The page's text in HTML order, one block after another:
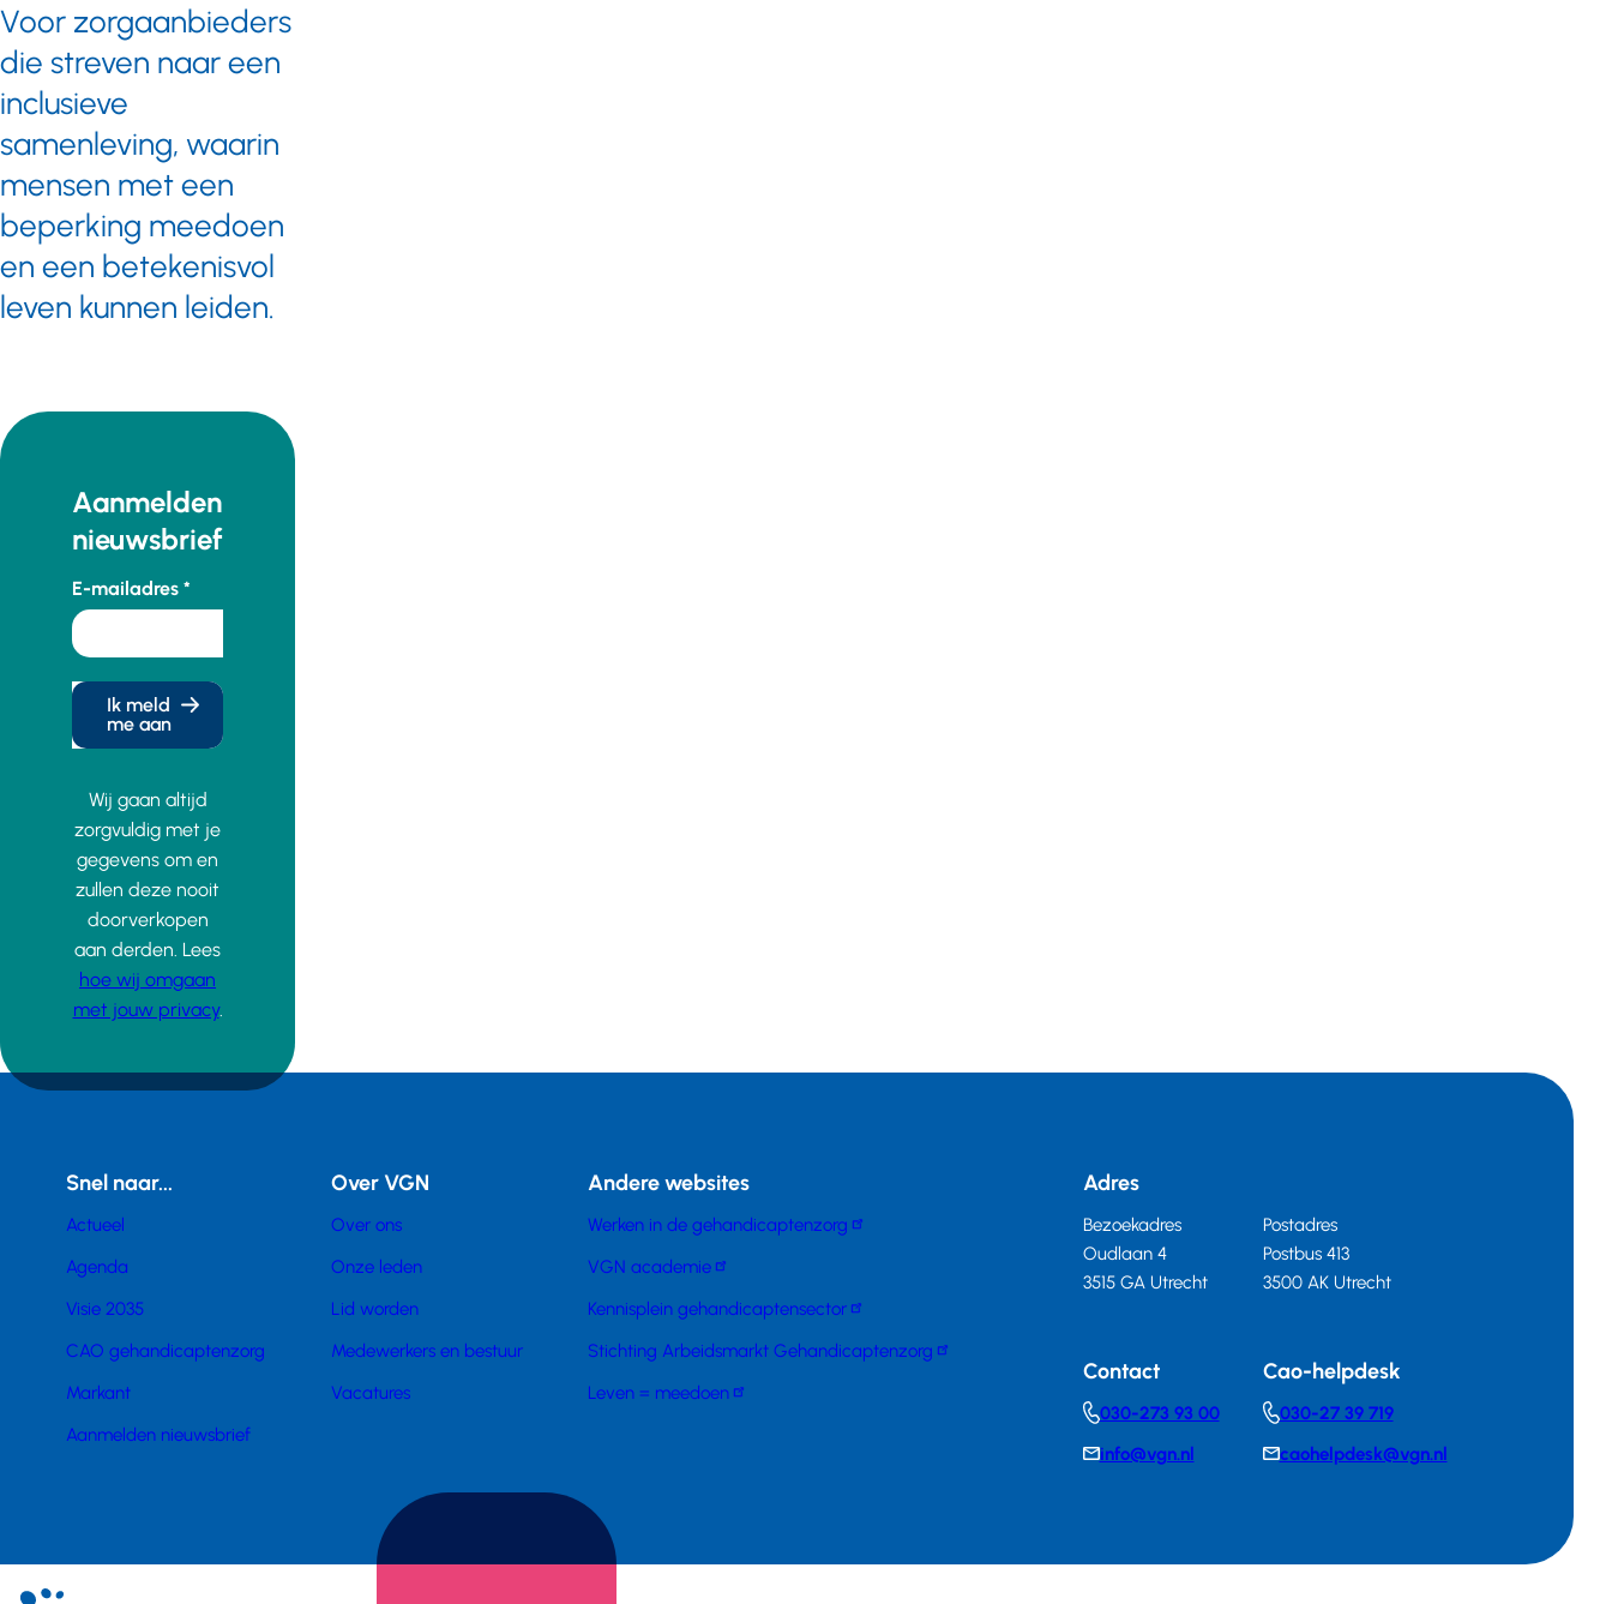
Voor zorgaanbieders
die streven naar een
inclusieve
samenleving, waarin
mensen met een
beperking meedoen
en een betekenisvol
leven kunnen leiden.
Aanmelden
nieuwsbrief
E-mailadres
Ik meld
me aan
Wij gaan altijd
zorgvuldig met je
gegevens om en
zullen deze nooit
doorverkopen
aan derden. Lees
hoe wij omgaan
met jouw privacy.
Snel naar...
Actueel
Agenda
Visie 2035
CAO gehandicaptenzorg
Markant
Aanmelden nieuwsbrief
Over VGN
Over ons
Onze leden
Lid worden
Medewerkers en bestuur
Vacatures
Andere websites
Werken in de gehandicaptenzorg
VGN academie
Kennisplein gehandicaptensector
Stichting Arbeidsmarkt Gehandicaptenzorg
Leven = meedoen
Adres
Bezoekadres
Oudlaan 4
3515 GA Utrecht
Postadres
Postbus 413
3500 AK Utrecht
Contact
Telephonenumber
030-273 93 00
E-info@vgn.nl
Cao-helpdesk
Telephonenumber
030-27 39 719
E-caohelpdesk@vgn.nl